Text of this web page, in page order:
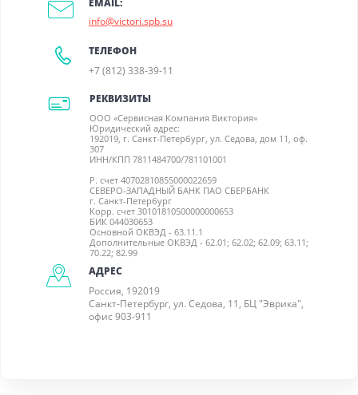
АДРЕС
Россия, 192019
Санкт-Петербург, ул. Седова, 11, БЦ "Эврика",
офис 903-911
info@victori.spb.su
ТЕЛЕФОН
+7 (812) 338-39-11
РЕКВИЗИТЫ
ООО «Сервисная Компания Виктория»
Юридический адрес:
192019, г. Санкт-Петербург, ул. Седова, дом 11, оф.
307
ИНН/КПП 7811484700/781101001
Р. счет 40702810855000022659
СЕВЕРО-ЗАПАДНЫЙ БАНК ПАО СБЕРБАНК
г. Санкт-Петербург
Корр. счет 30101810500000000653
БИК 044030653
Основной ОКВЭД - 63.11.1
Дополнительные ОКВЭД - 62.01; 62.02; 62.09; 63.11;
70.22; 82.99